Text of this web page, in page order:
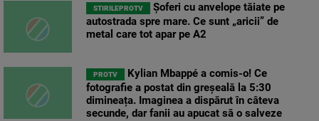
STIRILEPROTV
Șoferi cu anvelope tăiate pe
autostrada spre mare. Ce sunt „aricii” de
metal care tot apar pe A2
PROTV
Kylian Mbappé a comis-o! Ce
fotografie a postat din greșeală la 5:30
dimineața. Imaginea a dispărut în câteva
secunde, dar fanii au apucat să o salveze